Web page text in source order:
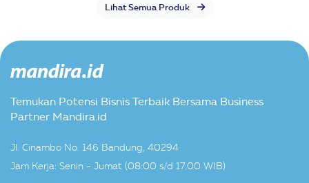
Lihat Semua Produk
Temukan Potensi Bisnis Terbaik Bersama Business
Partner Mandira.id
Jl. Cinambo No. 146 Bandung, 40294
Jam Kerja: Senin - Jumat (08:00 s/d 17:00 WIB)